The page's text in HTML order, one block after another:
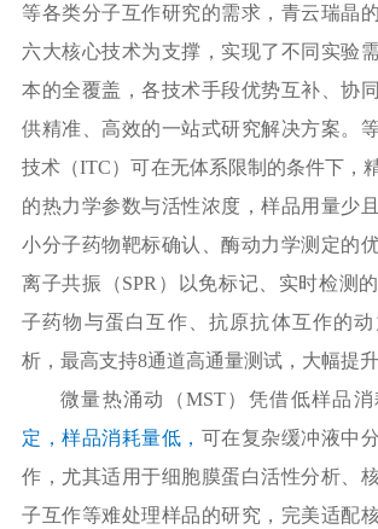
等各类分子互作研究的需求，青云瑞晶
六大核心技术为支撑，实现了不同实验
本的全覆盖，各技术手段优势互补、协
供精准、高效的一站式研究解决方案。
技术（ITC）可在无体系限制的条件下，
的热力学参数与活性浓度，样品用量少
小分子药物靶标确认、酶动力学测定的
离子共振（SPR）以免标记、实时检测
子药物与蛋白互作、抗原抗体互作的
析，最高支持8通道高通量测试，大幅提升
微量热涌动（MST）凭借低样品消
定，样品消耗量低， 可在复杂缓冲液中
作，尤其适用于细胞膜蛋白活性分析、
子互作等难处理样品的研究，完美适配